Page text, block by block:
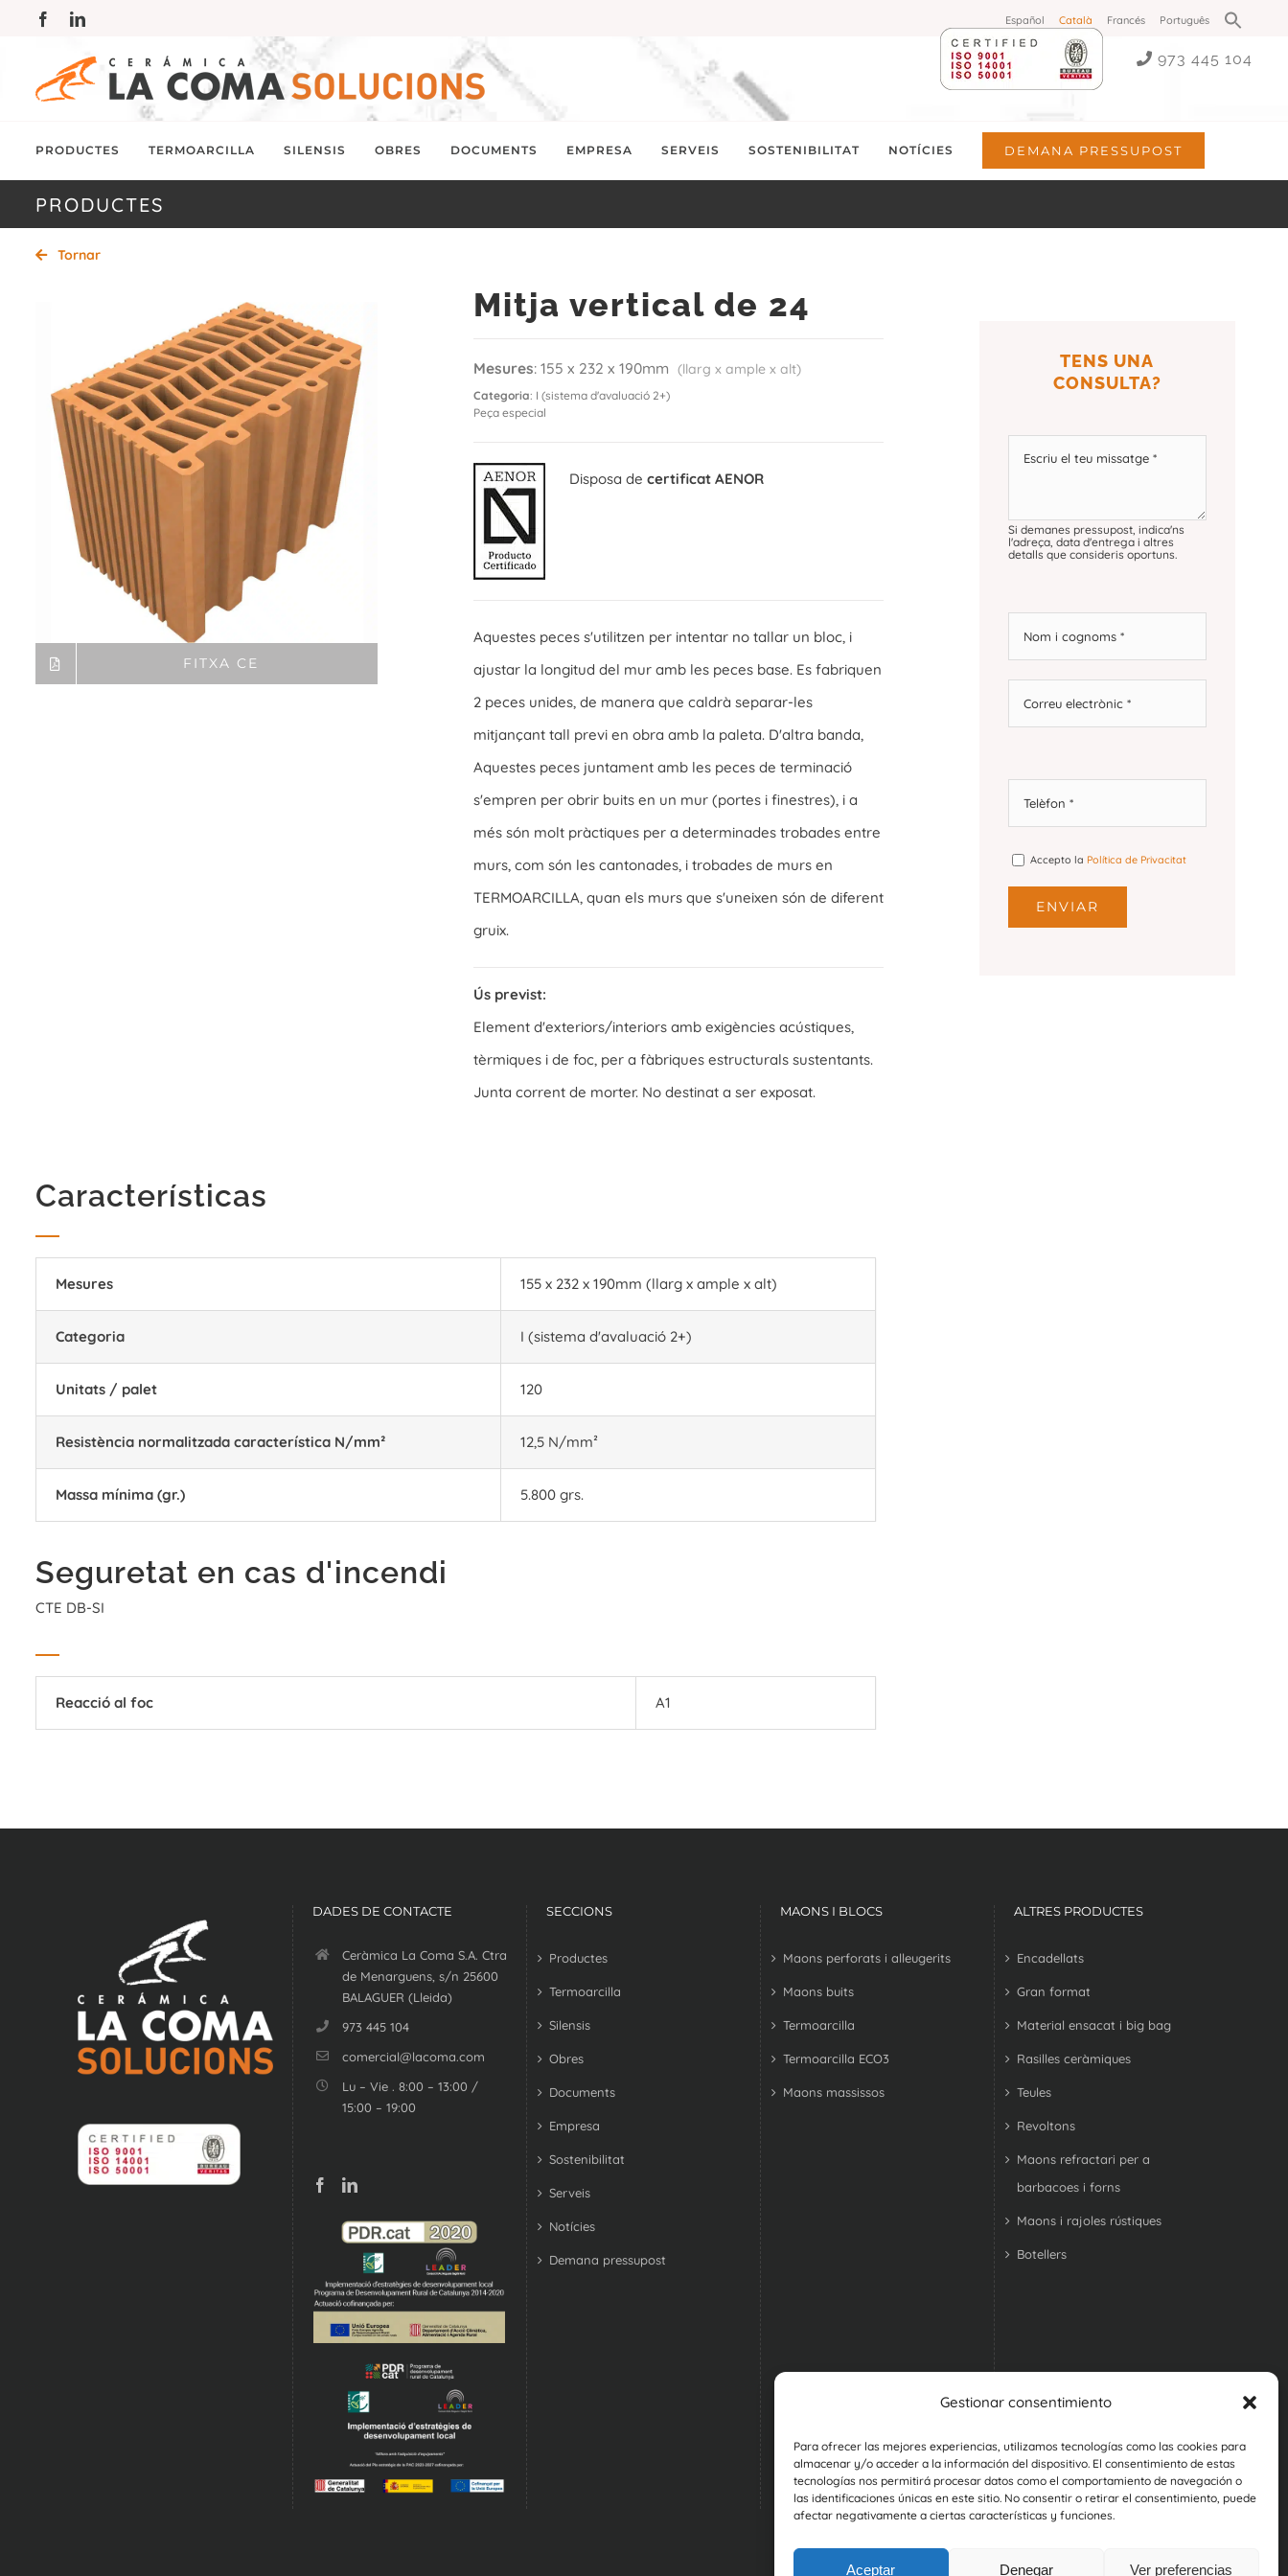
Gestionar consentimiento
Para ofrecer las mejores experiencias, utilizamos tecnologías como las cookies para
almacenar y/o acceder a la información del dispositivo. El consentimiento de estas
tecnologías nos permitirá procesar datos como el comportamiento de navegación o
las identificaciones únicas en este sitio. No consentir o retirar el consentimiento, puede
afectar negativamente a ciertas características y funciones.
Aceptar Denegar Ver preferencias
content
FacebookLinkedIn Español Català Francés Português
973 445 104
PRODUCTES TERMOARCILLA SILENSIS OBRES DOCUMENTS EMPRESA SERVEIS SOSTENIBILITAT NOTÍCIES DEMANA PRESSUPOST
PRODUCTES
Tornar
FITXA CE
Mitja vertical de 24
Mesures: 155 x 232 x 190mm (llarg x ample x alt)
Categoria: I (sistema d'avaluació 2+)
Peça especial
Disposa de certificat AENOR
Aquestes peces s'utilitzen per intentar no tallar un bloc, i
ajustar la longitud del mur amb les peces base. Es fabriquen
2 peces unides, de manera que caldrà separar-les
mitjançant tall previ en obra amb la paleta. D'altra banda,
Aquestes peces juntament amb les peces de terminació
s'empren per obrir buits en un mur (portes i finestres), i a
més són molt pràctiques per a determinades trobades entre
murs, com són les cantonades, i trobades de murs en
TERMOARCILLA, quan els murs que s'uneixen són de diferent
gruix.
Ús previst:
Element d'exteriors/interiors amb exigències acústiques,
tèrmiques i de foc, per a fàbriques estructurals sustentants.
Junta corrent de morter. No destinat a ser exposat.
TENS UNA
CONSULTA?
Si demanes pressupost, indica'ns
l'adreça, data d'entrega i altres
detalls que consideris oportuns.
Accepto la Política de Privacitat
Características
Mesures 155 x 232 x 190mm (llarg x ample x alt)
Categoria I (sistema d'avaluació 2+)
Unitats / palet 120
Resistència normalitzada característica N/mm² 12,5 N/mm²
Massa mínima (gr.) 5.800 grs.
Seguretat en cas d'incendi
CTE DB-SI
Reacció al foc A1
DADES DE CONTACTE
Ceràmica La Coma S.A. Ctra
de Menarguens, s/n 25600
BALAGUER (Lleida)
973 445 104
comercial@lacoma.com
Lu – Vie . 8:00 – 13:00 /
15:00 – 19:00
SECCIONS
Productes
Termoarcilla
Silensis
Obres
Documents
Empresa
Sostenibilitat
Serveis
Notícies
Demana pressupost
MAONS I BLOCS
Maons perforats i alleugerits
Maons buits
Termoarcilla
Termoarcilla ECO3
Maons massissos
ALTRES PRODUCTES
Encadellats
Gran format
Material ensacat i big bag
Rasilles ceràmiques
Teules
Revoltons
Maons refractari per a
barbacoes i forns
Maons i rajoles rústiques
Botellers